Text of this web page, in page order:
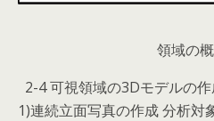
領域の
2-4 可視領域の3Dモデルの
1)連続立面写真の作成 分析対